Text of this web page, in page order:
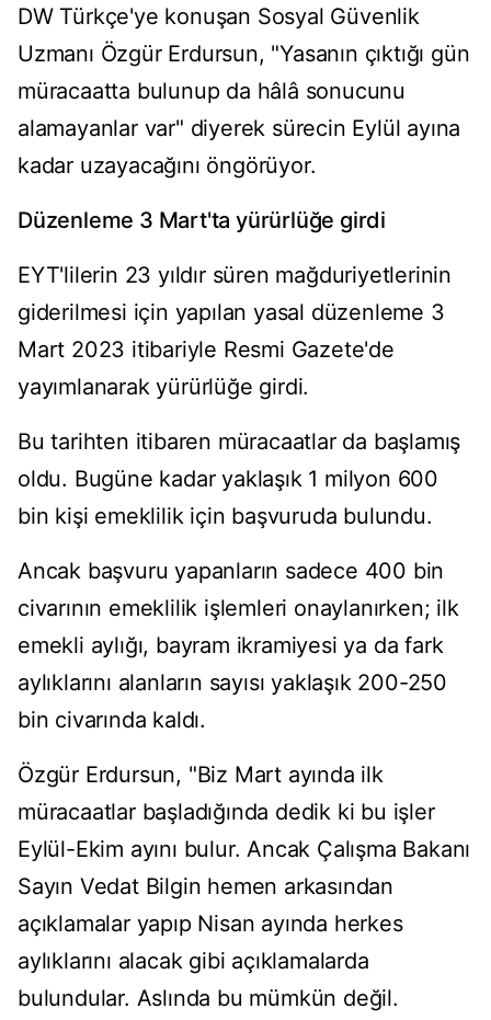
DW Türkçe'ye konuşan Sosyal Güvenlik
Uzmanı Özgür Erdursun, "Yasanın çıktığı gün
müracaatta bulunup da hâlâ sonucunu
alamayanlar var" diyerek sürecin Eylül ayına
kadar uzayacağını öngörüyor.
Düzenleme 3 Mart'ta yürürlüğe girdi
EYT'lilerin 23 yıldır süren mağduriyetlerinin
giderilmesi için yapılan yasal düzenleme 3
Mart 2023 itibariyle Resmi Gazete'de
yayımlanarak yürürlüğe girdi.
Bu tarihten itibaren müracaatlar da başlamış
oldu. Bugüne kadar yaklaşık 1 milyon 600
bin kişi emeklilik için başvuruda bulundu.
Ancak başvuru yapanların sadece 400 bin
civarının emeklilik işlemleri onaylanırken; ilk
emekli aylığı, bayram ikramiyesi ya da fark
aylıklarını alanların sayısı yaklaşık 200-250
bin civarında kaldı.
Özgür Erdursun, "Biz Mart ayında ilk
müracaatlar başladığında dedik ki bu işler
Eylül-Ekim ayını bulur. Ancak Çalışma Bakanı
Sayın Vedat Bilgin hemen arkasından
açıklamalar yapıp Nisan ayında herkes
aylıklarını alacak gibi açıklamalarda
bulundular. Aslında bu mümkün değil.